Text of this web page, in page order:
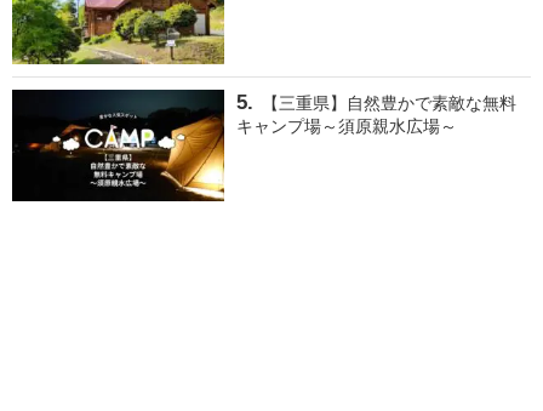
【三重県】自然豊かで素敵な無料
キャンプ場～須原親水広場～